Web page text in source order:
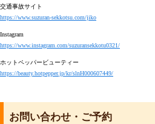
交通事故サイト
https://www.suzuran-sekkotsu.com/jiko
Instagram
https://www.instagram.com/suzuransekkotu0321/
ホットペッパービューティー
https://beauty.hotpepper.jp/kr/slnH000607449/
お問い合わせ・ご予約